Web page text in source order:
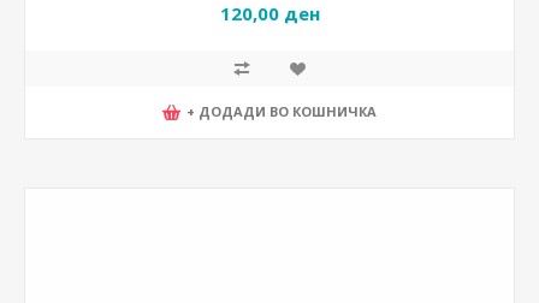
120,00 ден
+ ДОДАДИ ВО КОШНИЧКА